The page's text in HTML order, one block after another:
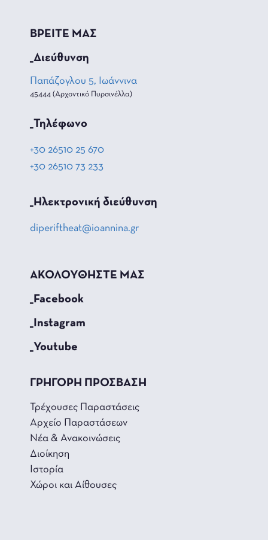
ΒΡΕΙΤΕ ΜΑΣ
_Διεύθυνση
Παπάζογλου 5, Ιωάννινα
45444 (Αρχοντικό Πυρσινέλλα)
_Τηλέφωνο
+30 26510 25 670
+30 26510 73 233
_Hλεκτρονική διεύθυνση
diperiftheat@ioannina.gr
ΑΚΟΛΟΥΘΗΣΤΕ ΜΑΣ
_Facebook
_Instagram
_Youtube
ΓΡΗΓΟΡΗ ΠΡΟΣΒΑΣΗ
Τρέχουσες Παραστάσεις
Αρχείο Παραστάσεων
Νέα & Ανακοινώσεις
Διοίκηση
Ιστορία
Χώροι και Αίθουσες